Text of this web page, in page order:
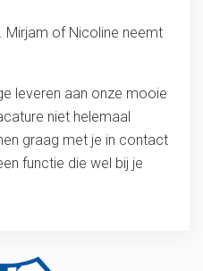
. Mirjam of Nicoline neemt
leveren aan onze mooie
niet helemaal
graag met je in contact
functie die wel bij je